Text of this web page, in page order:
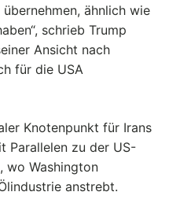
ähnlich wie
schrieb Trump
Ansicht nach
für die USA
Knotenpunkt für Irans
Parallelen zu der US-
wo Washington
anstrebt.